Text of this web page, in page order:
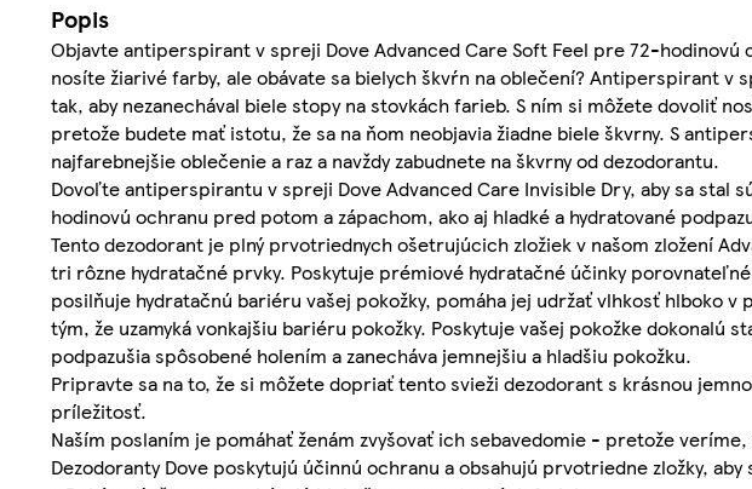
Popis
Objavte antiperspirant v spreji Dove Advanced Care Soft Feel pre 72-hodinovú
nosíte žiarivé farby, ale obávate sa bielych škvŕn na oblečení? Antiperspirant
tak, aby nezanechával biele stopy na stovkách farieb. S ním si môžete dovoliť
pretože budete mať istotu, že sa na ňom neobjavia žiadne biele škvrny. S
najfarebnejšie oblečenie a raz a navždy zabudnete na škvrny od dezodorantu.
Dovoľte antiperspirantu v spreji Dove Advanced Care Invisible Dry, aby sa stal
hodinovú ochranu pred potom a zápachom, ako aj hladké a hydratované
Tento dezodorant je plný prvotriednych ošetrujúcich zložiek v našom zložení
tri rôzne hydratačné prvky. Poskytuje prémiové hydratačné účinky
posilňuje hydratačnú bariéru vašej pokožky, pomáha jej udržať vlhkosť hlboko
tým, že uzamyká vonkajšiu bariéru pokožky. Poskytuje vašej pokožke
podpazušia spôsobené holením a zanecháva jemnejšiu a hladšiu pokožku.
Pripravte sa na to, že si môžete dopriať tento svieži dezodorant s krásnou
príležitosť.
Naším poslaním je pomáhať ženám zvyšovať ich sebavedomie - pretože
Dezodoranty Dove poskytujú účinnú ochranu a obsahujú prvotriedne zložky,